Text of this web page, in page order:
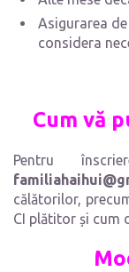
Asigurarea
considera
Cum vă
Pentru
călătorilor,
CI plătitor și cum